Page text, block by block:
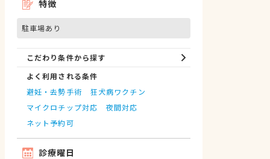
特徴
駐車場あり
こだわり条件から探す
よく利用される条件
避妊・去勢手術
狂犬病ワクチン
マイクロチップ対応
夜間対応
ネット予約可
診療曜日